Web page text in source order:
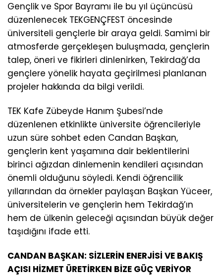
Gençlik ve Spor Bayramı ile bu yıl üçüncüsü
düzenlenecek TEKGENÇFEST öncesinde
üniversiteli gençlerle bir araya geldi. Samimi bir
atmosferde gerçekleşen buluşmada, gençlerin
talep, öneri ve fikirleri dinlenirken, Tekirdağ’da
gençlere yönelik hayata geçirilmesi planlanan
projeler hakkında da bilgi verildi.
TEK Kafe Zübeyde Hanım Şubesi’nde
düzenlenen etkinlikte üniversite öğrencileriyle
uzun süre sohbet eden Candan Başkan,
gençlerin kent yaşamına dair beklentilerini
birinci ağızdan dinlemenin kendileri açısından
önemli olduğunu söyledi. Kendi öğrencilik
yıllarından da örnekler paylaşan Başkan Yüceer,
üniversitelerin ve gençlerin hem Tekirdağ’ın
hem de ülkenin geleceği açısından büyük değer
taşıdığını ifade etti.
CANDAN BAŞKAN: SİZLERİN ENERJİSİ VE BAKIŞ
AÇISI HİZMET ÜRETİRKEN BİZE GÜÇ VERİYOR